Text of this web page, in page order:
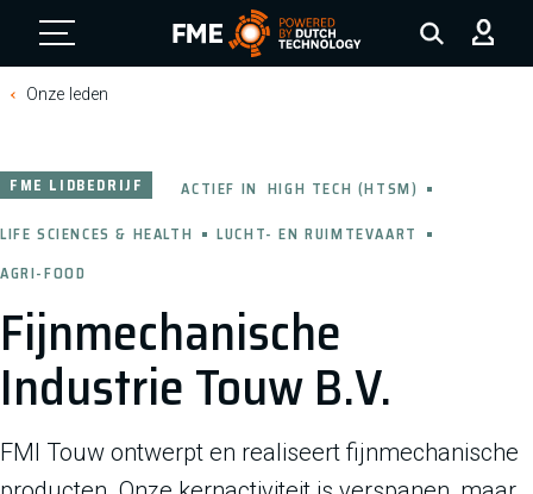
FME Logo, to the homepage
Onze leden
Fijnmechanische
Industrie Touw B.V.
FME LIDBEDRIJF ACTIEF IN HIGH TECH (HTSM)
LIFE SCIENCES & HEALTH
LUCHT- EN RUIMTEVAART
AGRI-FOOD
FMI Touw ontwerpt en realiseert fijnmechanische